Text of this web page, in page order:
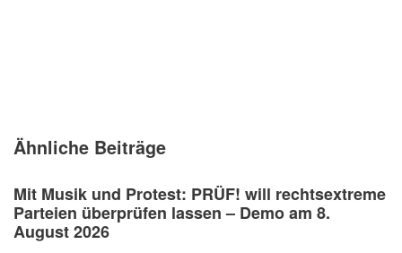
Ähnliche Beiträge
Mit Musik und Protest: PRÜF! will rechtsextreme
Parteien überprüfen lassen – Demo am 8.
August 2026